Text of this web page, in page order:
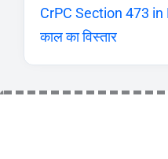
CrPC Section 473 in
काल का विस्तार